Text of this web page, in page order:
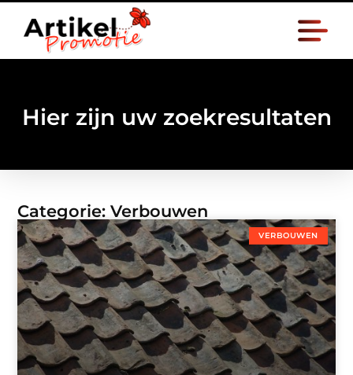
Hier zijn uw zoekresultaten
Categorie: Verbouwen
VERBOUWEN